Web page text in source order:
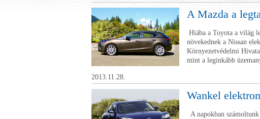
A Mazda a
Hiába a Toyota a világ
növekednek a Nissan
Környezetvédelmi
mint a leginkább
2013.11.28.
Wankel
A napokban